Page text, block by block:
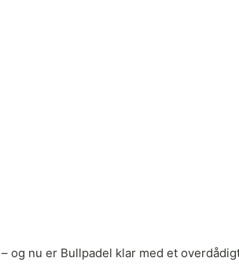
nu er Bullpadel klar med et